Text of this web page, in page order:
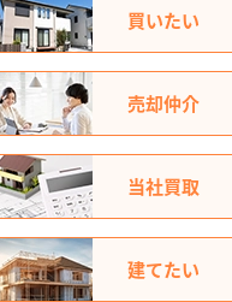
買いたい
売却仲介
当社買取
建てたい